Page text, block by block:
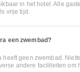
in het hotel. Alle
vrije tijd.
een zwembad?
heeft geen zwembad.
andere faciliteiten om